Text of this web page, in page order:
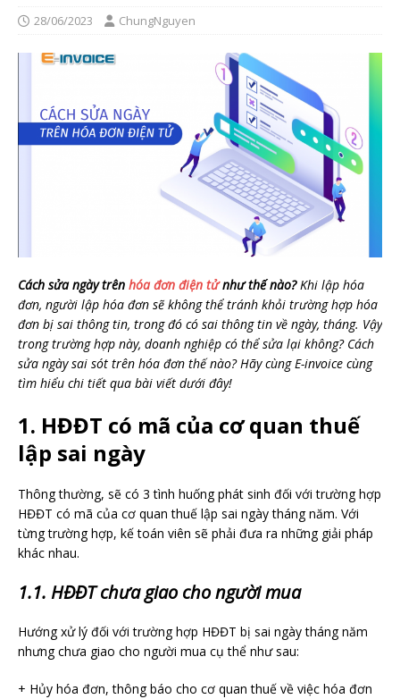
28/06/2023 ChungNguyen
Cách sửa ngày trên hóa đơn điện tửnhư thế nào?Khi lập hóa
đơn, người lập hóa đơn sẽ không thể tránh khỏi trường hợp hóa
đơn bị sai thông tin, trong đó có sai thông tin về ngày, tháng. Vậy
trong trường hợp này, doanh nghiệp có thể sửa lại không? Cách
sửa ngày sai sót trên hóa đơn thế nào? Hãy cùng E-invoice cùng
tìm hiểu chi tiết qua bài viết dưới đây!
1. HĐĐT có mã của cơ quan thuế
lập sai ngày
Thông thường, sẽ có 3 tình huống phát sinh đối với trường hợp
HĐĐT có mã của cơ quan thuế lập sai ngày tháng năm. Với
từng trường hợp, kế toán viên sẽ phải đưa ra những giải pháp
khác nhau.
1.1. HĐĐT chưa giao cho người mua
Hướng xử lý đối với trường hợp HĐĐT bị sai ngày tháng năm
nhưng chưa giao cho người mua cụ thể như sau:
+ Hủy hóa đơn, thông báo cho cơ quan thuế về việc hóa đơn